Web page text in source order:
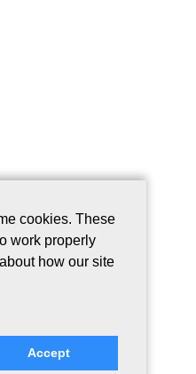
cookies. These
work properly
how our site
Accept